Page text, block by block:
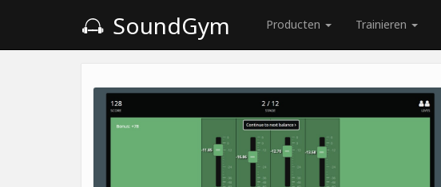
SoundGym Producten Trainieren